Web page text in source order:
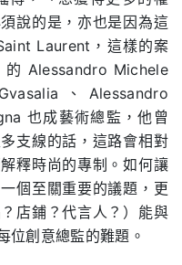
說的是，亦也是因為這
Laurent，這樣的案
Alessandro Michele
、Alessandro
也成藝術總監，他曾
支線的話，這路會相對
釋時尚的專制。如何讓
個至關重要的議題，更
店鋪？代言人？）能與
位創意總監的難題。